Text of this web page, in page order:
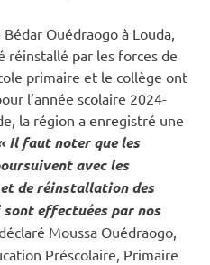
Ouédraogo à Louda,
réinstallé par les forces de
primaire et le collège ont
l’année scolaire 2024-
la région a enregistré une
Il faut noter que les
avec les
de réinstallation des
effectuées par nos
Moussa Ouédraogo,
Préscolaire, Primaire